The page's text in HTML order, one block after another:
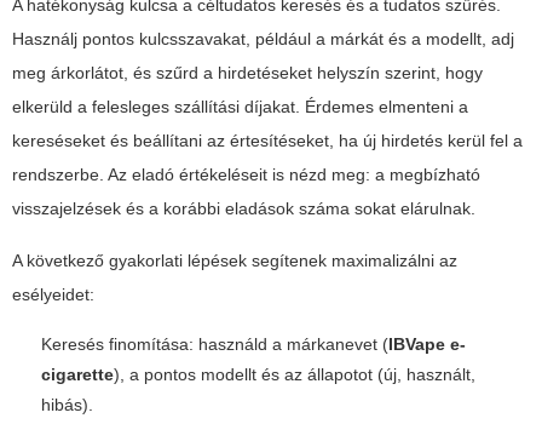
A hatékonyság kulcsa a céltudatos keresés és a tudatos szűrés.
Használj pontos kulcsszavakat, például a márkát és a modellt, adj
meg árkorlátot, és szűrd a hirdetéseket helyszín szerint, hogy
elkerüld a felesleges szállítási díjakat. Érdemes elmenteni a
kereséseket és beállítani az értesítéseket, ha új hirdetés kerül fel a
rendszerbe. Az eladó értékeléseit is nézd meg: a megbízható
visszajelzések és a korábbi eladások száma sokat elárulnak.
A következő gyakorlati lépések segítenek maximalizálni az
esélyeidet:
Keresés finomítása: használd a márkanevet (IBVape e-
cigarette), a pontos modellt és az állapotot (új, használt,
hibás).